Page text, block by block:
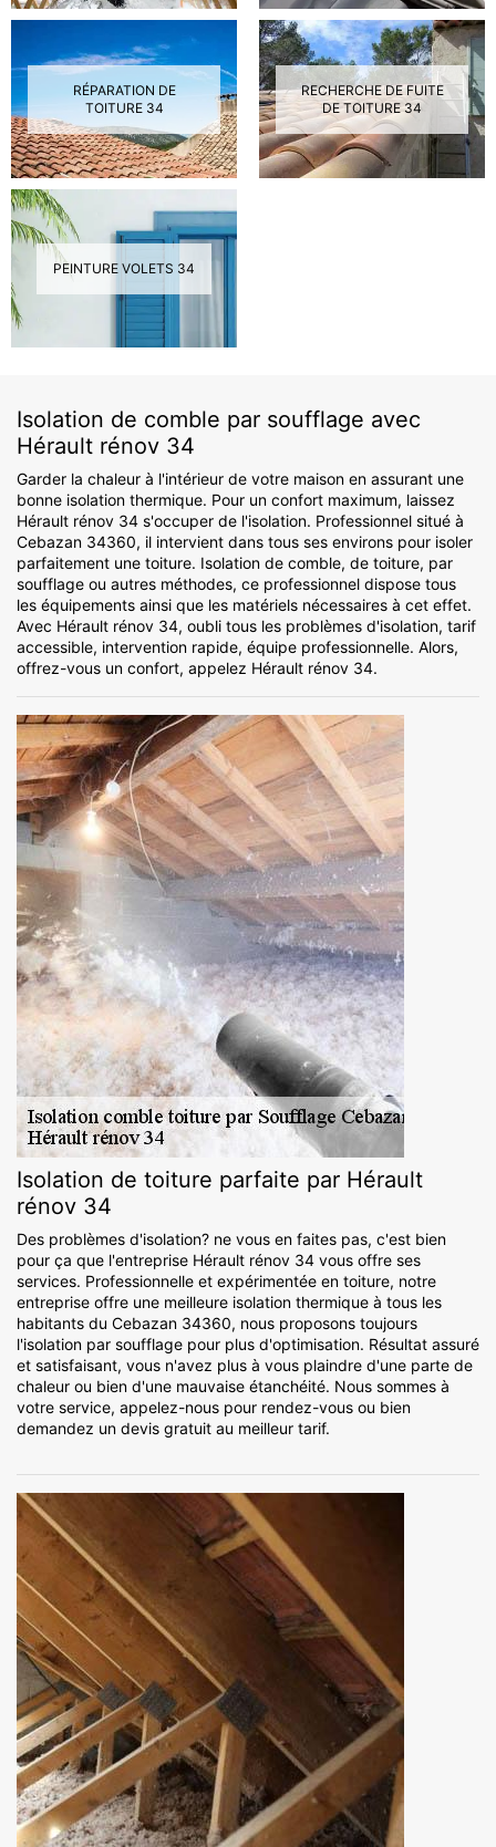
RÉPARATION DE
TOITURE 34
RECHERCHE DE FUITE
DE TOITURE 34
PEINTURE VOLETS 34
Isolation de comble par soufflage avec
Hérault rénov 34
Garder la chaleur à l'intérieur de votre maison en assurant une
bonne isolation thermique. Pour un confort maximum, laissez
Hérault rénov 34 s'occuper de l'isolation. Professionnel situé à
Cebazan 34360, il intervient dans tous ses environs pour isoler
parfaitement une toiture. Isolation de comble, de toiture, par
soufflage ou autres méthodes, ce professionnel dispose tous
les équipements ainsi que les matériels nécessaires à cet effet.
Avec Hérault rénov 34, oubli tous les problèmes d'isolation, tarif
accessible, intervention rapide, équipe professionnelle. Alors,
offrez-vous un confort, appelez Hérault rénov 34.
Isolation de toiture parfaite par Hérault
rénov 34
Des problèmes d'isolation? ne vous en faites pas, c'est bien
pour ça que l'entreprise Hérault rénov 34 vous offre ses
services. Professionnelle et expérimentée en toiture, notre
entreprise offre une meilleure isolation thermique à tous les
habitants du Cebazan 34360, nous proposons toujours
l'isolation par soufflage pour plus d'optimisation. Résultat assuré
et satisfaisant, vous n'avez plus à vous plaindre d'une parte de
chaleur ou bien d'une mauvaise étanchéité. Nous sommes à
votre service, appelez-nous pour rendez-vous ou bien
demandez un devis gratuit au meilleur tarif.